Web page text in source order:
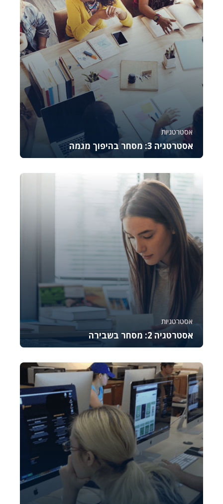
אסטרטגיות
אסטרטגיה 3: מסחר בהיפוך מגמה
מסביר כיצד לתמחר אותן, לנהל סיכונים ולבצע נית...
6
781
אסטרטגיות
אסטרטגיה 2: מסחר בשבירה
מסביר כיצד לתמחר אותן, לנהל סיכונים ולבצע נית...
8
744